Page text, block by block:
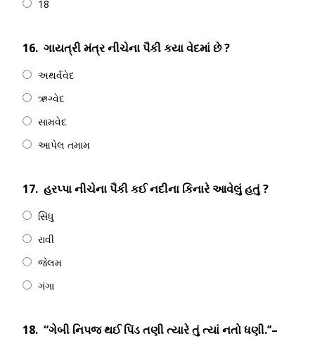
18
16. ગાયત્રી મંત્ર નીચેના પૈકી કયા વેદમાં છે ?
અથર્વવેદ
ઋગ્વેદ
સામવેદ
આપેલ તમામ
17. હરપ્પા નીચેના પૈકી કઈ નદીના કિનારે આવેલું હતું ?
સિંધુ
રાવી
જેલમ
ગંગા
18. “ગેબી નિપજ થઈ પિંડ તણી ત્યારે તું ત્યાં નતો ધણી.’’–